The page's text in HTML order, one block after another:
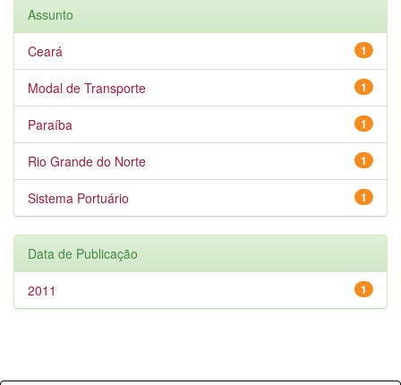
Assunto
1
Ceará
1
Modal de Transporte
1
Paraíba
1
Rio Grande do Norte
1
Sistema Portuário
Data de Publicação
1
2011